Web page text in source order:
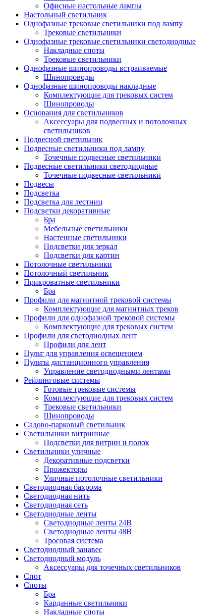
Офисные настольные лампы
Настольный светильник
Однофазные трековые светильники под лампу
Трековые светильники
Однофазные трековые светильники светодиодные
Накладные споты
Трековые светильники
Однофазные шинопроводы встраиваемые
Шинопроводы
Однофазные шинопроводы накладные
Комплектующие для трековых систем
Шинопроводы
Основания для светильников
Аксессуары для подвесных и потолочных
светильников
Подвесной светильник
Подвесные светильники под лампу
Точечные подвесные светильники
Подвесные светильники светодиодные
Точечные подвесные светильники
Подвесы
Подсветка
Подсветка для лестниц
Подсветки декоративные
Бра
Мебельные светильники
Настенные светильники
Подсветки для зеркал
Подсветки для картин
Потолочные светильники
Потолочный светильник
Прикроватные светильники
Бра
Профили для магнитной трековой системы
Комплектующие для магнитных треков
Профили для однофазной трековой системы
Комплектующие для трековых систем
Профили для светодиодных лент
Профили для лент
Пульт для управления освещением
Пульты дистанционного управления
Управление светодиодными лентами
Рейлинговые системы
Готовые трековые системы
Комплектующие для трековых систем
Трековые светильники
Шинопроводы
Садово-парковый светильник
Светильники витринные
Подсветки для витрин и полок
Светильники уличные
Декоративные подсветки
Прожекторы
Уличные потолочные светильники
Светодиодная бахрома
Светодиодная нить
Светодиодная сеть
Светодиодные ленты
Светодиодные ленты 24В
Светодиодные ленты 48В
Тросовая система
Светодиодный занавес
Светодиодный модуль
Аксессуары для точечных светильников
Спот
Споты
Бра
Карданные светильники
Накладные споты